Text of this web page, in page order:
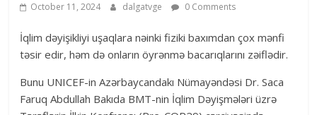
October 11, 2024 dalgatvge 0 Comments
İqlim dəyişikliyi uşaqlara nəinki fiziki baxımdan çox mənfi
təsir edir, həm də onların öyrənmə bacarıqlarını zəiflədir.
Bunu UNICEF-in Azərbaycandakı Nümayəndəsi Dr. Saca
Faruq Abdullah Bakıda BMT-nin İqlim Dəyişmələri üzrə